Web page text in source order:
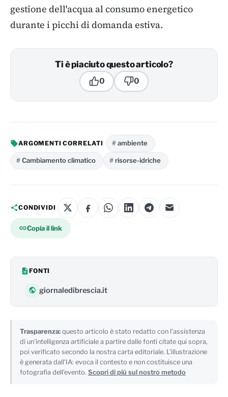
gestione dell'acqua al consumo energetico
durante i picchi di domanda estiva.
Ti è piaciuto questo articolo?
0 0
ARGOMENTI CORRELATI ambiente
Cambiamento climatico risorse-idriche
CONDIVIDI
Copia il link
FONTI
giornaledibrescia.it
Trasparenza: questo articolo è stato redatto con l'assistenza
di un'intelligenza artificiale a partire dalle fonti citate qui sopra,
poi verificato secondo la nostra carta editoriale. L'illustrazione
è generata dall'IA: evoca il contesto e non costituisce una
fotografia dell'evento. Scopri di più sul nostro metodo